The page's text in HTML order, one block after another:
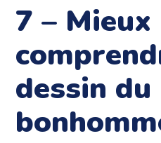
7 – Mieux
dessin du